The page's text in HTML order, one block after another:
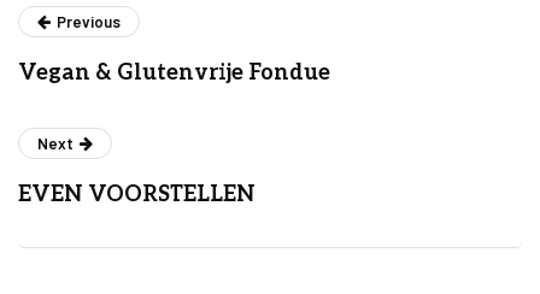
Previous
Vegan & Glutenvrije Fondue
Next
EVEN VOORSTELLEN